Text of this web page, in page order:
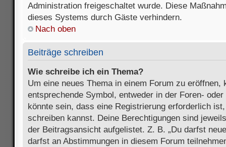
Administration freigeschaltet wurde. Diese
dieses Systems durch Gäste verhindern.
Nach oben
Beiträge schreiben
Wie schreibe ich ein Thema?
Um eine neues Thema in einem Forum zu eröffnen,
entsprechende Symbol, entweder in der Foren-
könnte sein, dass eine Registrierung erforderlich
schreiben kannst. Deine Berechtigungen sind
der Beitragsansicht aufgelistet. Z. B. „Du darfst
darfst an Abstimmungen in diesem Forum